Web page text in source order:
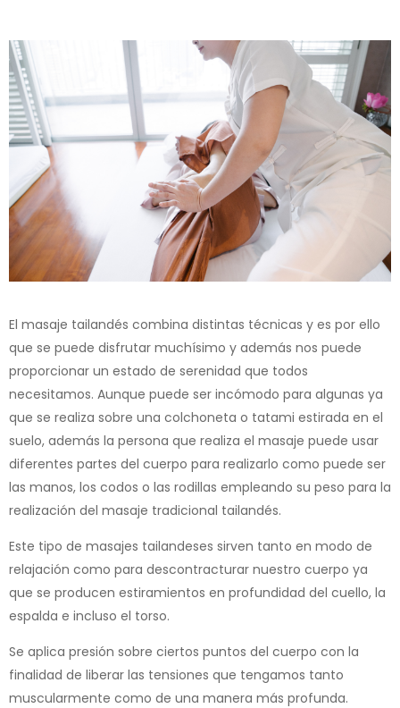
El masaje tailandés combina distintas técnicas y es por ello
que se puede disfrutar muchísimo y además nos puede
proporcionar un estado de serenidad que todos
necesitamos. Aunque puede ser incómodo para algunas ya
que se realiza sobre una colchoneta o tatami estirada en el
suelo, además la persona que realiza el masaje puede usar
diferentes partes del cuerpo para realizarlo como puede ser
las manos, los codos o las rodillas empleando su peso para la
realización del masaje tradicional tailandés.
Este tipo de masajes tailandeses sirven tanto en modo de
relajación como para descontracturar nuestro cuerpo ya
que se producen estiramientos en profundidad del cuello, la
espalda e incluso el torso.
Se aplica presión sobre ciertos puntos del cuerpo con la
finalidad de liberar las tensiones que tengamos tanto
muscularmente como de una manera más profunda.